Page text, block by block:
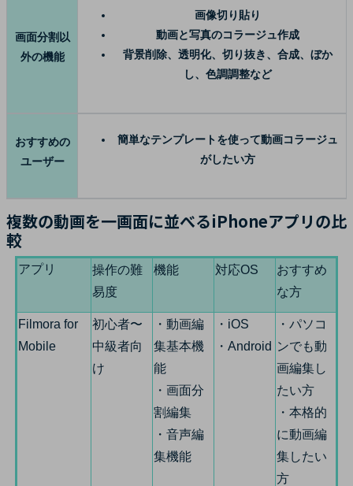
画面分割以
外の機能
画像切り貼り
動画と写真のコラージュ作成
背景削除、透明化、切り抜き、合成、ぼか
し、色調調整など
おすすめの
ユーザー
簡単なテンプレートを使って動画コラージュ
がしたい方
複数の動画を一画面に並べるiPhoneアプリの比
較
アプリ
操作の難
易度
機能 対応OS
おすすめ
な方
Filmora for
Mobile
初心者〜
中級者向
け
・動画編
集基本機
能
・画面分
割編集
・音声編
集機能
・iOS
・Android
・パソコ
ンでも動
画編集し
たい方
・本格的
に動画編
集したい
方